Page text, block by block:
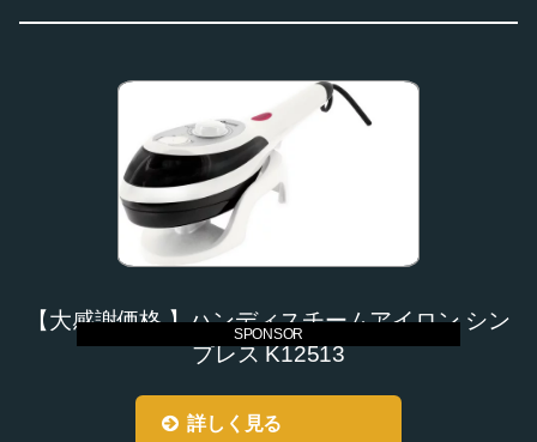
【大感謝価格 】ハンディスチームアイロン シン
プレス K12513
詳しく見る
SPONSOR